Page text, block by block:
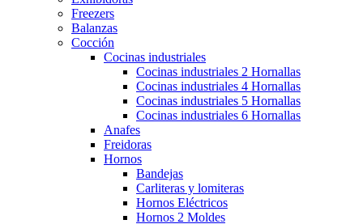
Freezers
Balanzas
Cocción
Cocinas industriales
Cocinas industriales 2 Hornallas
Cocinas industriales 4 Hornallas
Cocinas industriales 5 Hornallas
Cocinas industriales 6 Hornallas
Anafes
Freidoras
Hornos
Bandejas
Carliteras y lomiteras
Hornos Eléctricos
Hornos 2 Moldes